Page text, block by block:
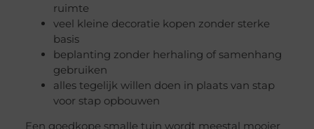
ruimte
veel kleine decoratie kopen zonder sterke
basis
beplanting zonder herhaling of samenhang
gebruiken
alles tegelijk willen doen in plaats van stap
voor stap opbouwen
Een goedkope smalle tuin wordt meestal mooier